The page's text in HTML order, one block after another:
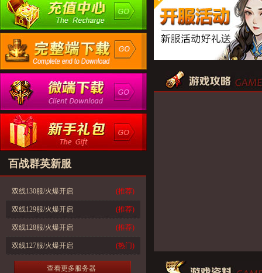
百战群英新服
双线130服/火爆开启 (推荐)
双线129服/火爆开启 (推荐)
双线128服/火爆开启 (推荐)
双线127服/火爆开启 (热门)
查看更多服务器